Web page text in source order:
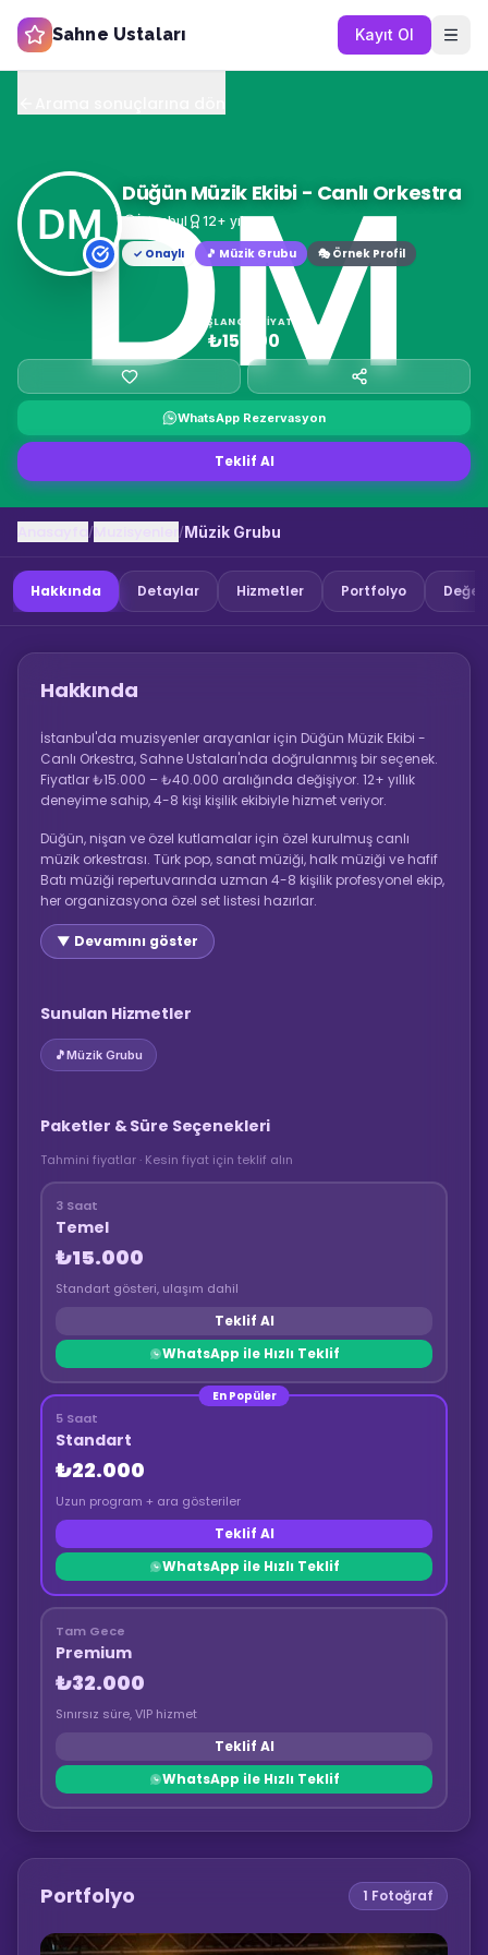
Sahne Ustaları Kayıt Ol
Düğün Müzik Ekibi - Canlı Orkestra
İstanbul 12+ yıl
✓ Onaylı
🎵 Müzik Grubu 🎭 Örnek Profil
BAŞLANGIÇ FIYATI
₺15.000
WhatsApp Rezervasyon
Teklif Al
/ /Müzik Grubu
Hakkında Detaylar Hizmetler Portfolyo
Hakkında
İstanbul'da muzisyenler arayanlar için Düğün Müzik Ekibi -
Canlı Orkestra, Sahne Ustaları'nda doğrulanmış bir seçenek.
Fiyatlar ₺15.000 – ₺40.000 aralığında değişiyor. 12+ yıllık
deneyime sahip, 4-8 kişi kişilik ekibiyle hizmet veriyor.
Düğün, nişan ve özel kutlamalar için özel kurulmuş canlı
müzik orkestrası. Türk pop, sanat müziği, halk müziği ve hafif
Batı müziği repertuvarında uzman 4-8 kişilik profesyonel ekip,
her organizasyona özel set listesi hazırlar.
▼ Devamını göster
Sunulan Hizmetler
🎵Müzik Grubu
Paketler & Süre Seçenekleri
Tahmini fiyatlar · Kesin fiyat için teklif alın
3 Saat
Temel
₺15.000
Standart gösteri, ulaşım dahil
Teklif Al
WhatsApp ile Hızlı Teklif
En Popüler
5 Saat
Standart
₺22.000
Uzun program + ara gösteriler
Teklif Al
WhatsApp ile Hızlı Teklif
Tam Gece
Premium
₺32.000
Sınırsız süre, VIP hizmet
Teklif Al
WhatsApp ile Hızlı Teklif
Portfolyo 1 Fotoğraf